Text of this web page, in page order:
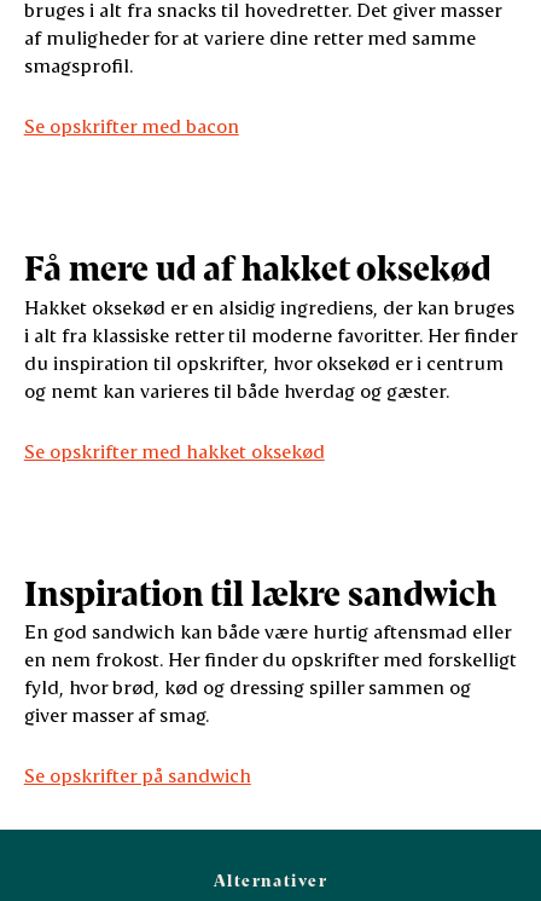
bruges i alt fra snacks til hovedretter. Det giver masser
af muligheder for at variere dine retter med samme
smagsprofil.
Se opskrifter med bacon
Få mere ud af hakket oksekød
Hakket oksekød er en alsidig ingrediens, der kan bruges
i alt fra klassiske retter til moderne favoritter. Her finder
du inspiration til opskrifter, hvor oksekød er i centrum
og nemt kan varieres til både hverdag og gæster.
Se opskrifter med hakket oksekød
Inspiration til lækre sandwich
En god sandwich kan både være hurtig aftensmad eller
en nem frokost. Her finder du opskrifter med forskelligt
fyld, hvor brød, kød og dressing spiller sammen og
giver masser af smag.
Se opskrifter på sandwich
Alternativer